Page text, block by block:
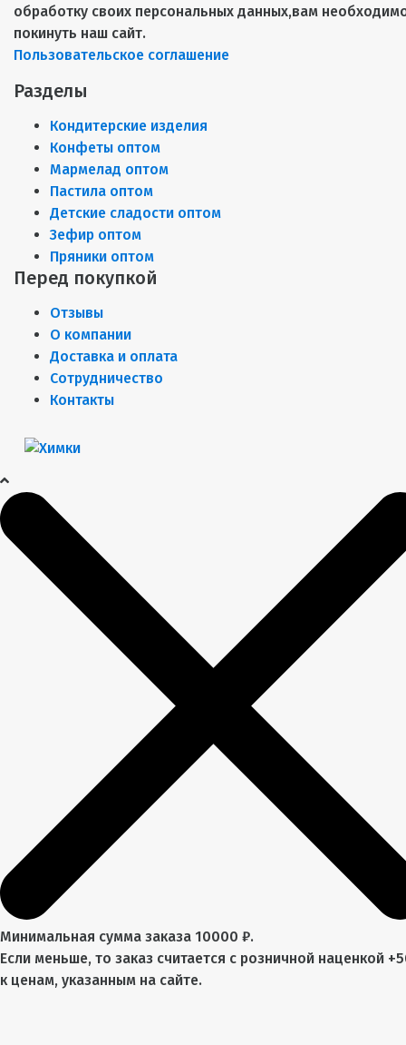
обработку своих персональных данных,вам
покинуть наш сайт.
Пользовательское соглашение
Разделы
Кондитерские изделия
Конфеты оптом
Мармелад оптом
Пастила оптом
Детские сладости оптом
Зефир оптом
Пряники оптом
Перед покупкой
Отзывы
О компании
Доставка и оплата
Сотрудничество
Контакты
Минимальная сумма заказа 10000 ₽.
Если меньше, то заказ считается с розничной наценкой
к ценам, указанным на сайте.